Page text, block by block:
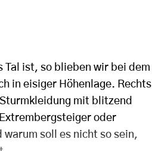
Tal ist, so blieben wir bei dem
in eisiger Höhenlage. Rechts
mit blitzend
oder
soll es nicht so sein,